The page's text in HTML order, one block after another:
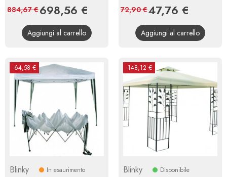
Prezzo
698,56 €
base
884,67 €
Aggiungi al carrello
Prezzo
47,76 €
base
72,90 €
Aggiungi al carrello
-64,58 €
Blinky In esaurimento
-148,12 €
Blinky Disponibile